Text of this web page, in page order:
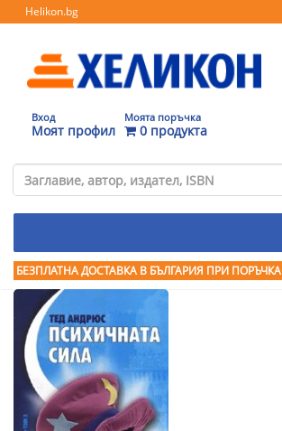
Helikon.bg
Вход
Моят профил
Моята поръчка
0 продукта
БЕЗПЛАТНА ДОСТАВКА В БЪЛГАРИЯ ПРИ ПОРЪЧКА